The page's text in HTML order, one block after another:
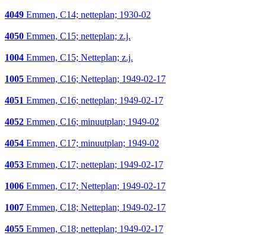
4049 Emmen, C14; netteplan; 1930-02
4050 Emmen, C15; netteplan; z.j.
1004 Emmen, C15; Netteplan; z.j.
1005 Emmen, C16; Netteplan; 1949-02-17
4051 Emmen, C16; netteplan; 1949-02-17
4052 Emmen, C16; minuutplan; 1949-02
4054 Emmen, C17; minuutplan; 1949-02
4053 Emmen, C17; netteplan; 1949-02-17
1006 Emmen, C17; Netteplan; 1949-02-17
1007 Emmen, C18; Netteplan; 1949-02-17
4055 Emmen, C18; netteplan; 1949-02-17